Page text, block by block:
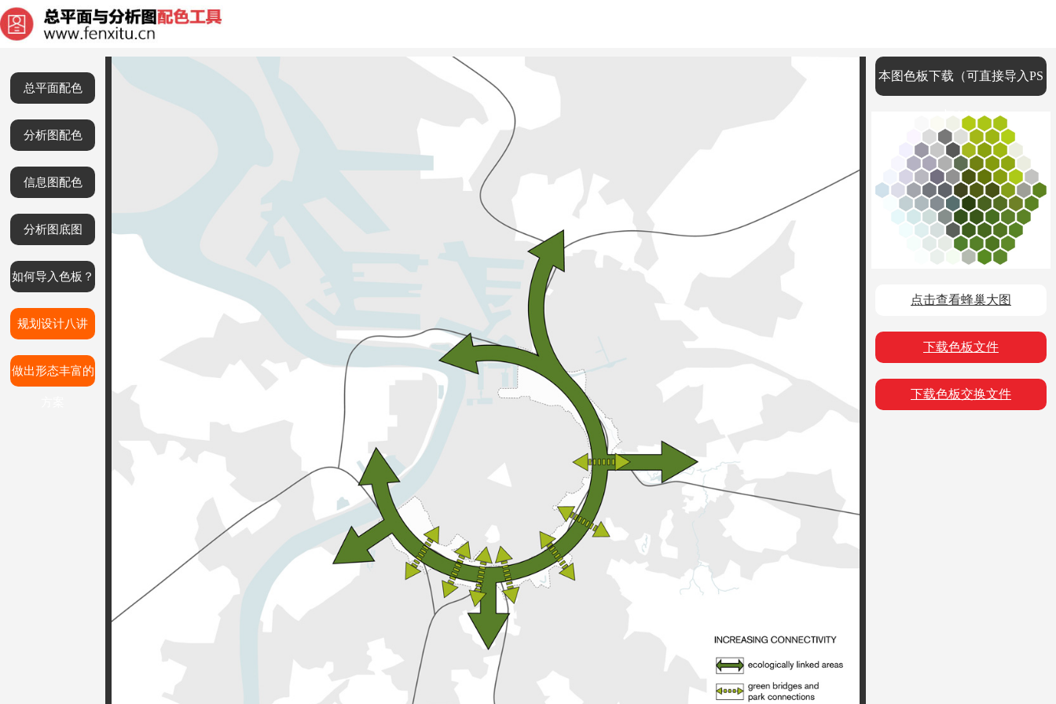
总平面配色
分析图配色
信息图配色
分析图底图
如何导入色板？
规划设计八讲
做出形态丰富的
本图色板下载（可直接导入PS
与AI）
点击查看蜂巢大图
下载色板文件
下载色板交换文件